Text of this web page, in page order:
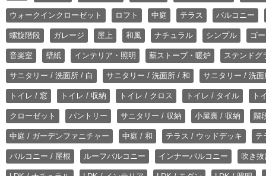
ウォークインクローゼット ロフト 中庭 テラス バルコニー
螺旋階段 ガレージ 屋上 和風 ナチュラル シンプル ゴ
音楽室 壁紙 インテリア・照明 薪ストーブ・暖炉 ステンドグ
サニタリー / 洗面所 / 白 サニタリー / 洗面所 / 和 サニタリー / 洗
トイレ / 窓 トイレ / 収納 トイレ / クロス トイレ / タイル ト
クローゼット パントリー サニタリー / 収納 小屋裏 / 収納 階
中庭 / ガーデンファニチャー 中庭 / 和 テラス / ウッドデッキ テ
バルコニー / 屋根 ルーフバルコニー インナーバルコニー 吹き